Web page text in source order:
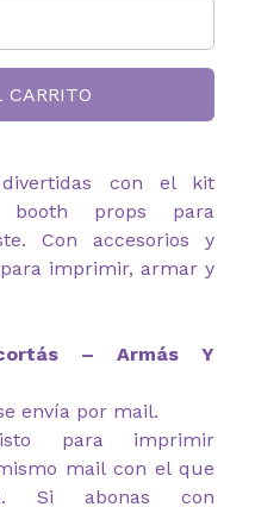
CARRITO
con el kit
props para
Con accesorios y
imprimir, armar y
– Armás Y
envía por mail.
para imprimir
mail con el que
Si abonas con